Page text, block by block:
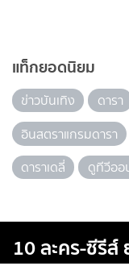
แท็กยอดนิยม
ข่าวบันเทิง ดารา
อินสตราแกรมดารา
ดาราเดลี่
ดูทีวีออ
10 ละคร-ซีรี